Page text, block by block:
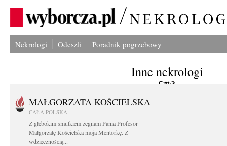
Nekrologi Odeszli Poradnik pogrzebowy
Inne nekrologi
MAŁGORZATA KOŚCIELSKA
CAŁA POLSKA
Z głębokim smutkiem żegnam Panią Profesor
Małgorzatę Kościelską moją Mentorkę. Z
wdzięcznością...